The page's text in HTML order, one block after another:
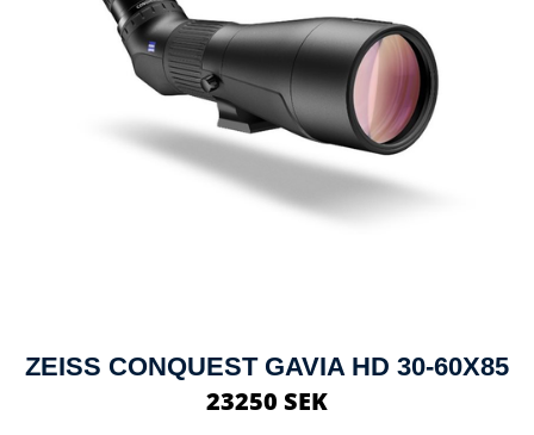
ZEISS CONQUEST GAVIA HD 30-60X85
23250 SEK